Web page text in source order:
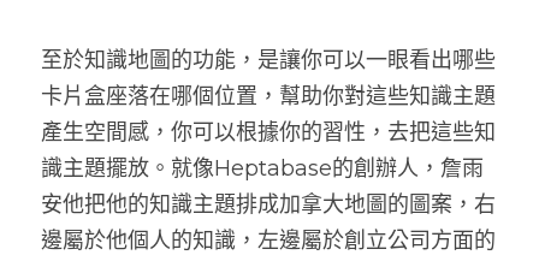
至於知識地圖的功能，是讓你可以一眼看出哪些
卡片盒座落在哪個位置，幫助你對這些知識主題
產生空間感，你可以根據你的習性，去把這些知
識主題擺放。就像Heptabase的創辦人，詹雨
安他把他的知識主題排成加拿大地圖的圖案，右
邊屬於他個人的知識，左邊屬於創立公司方面的